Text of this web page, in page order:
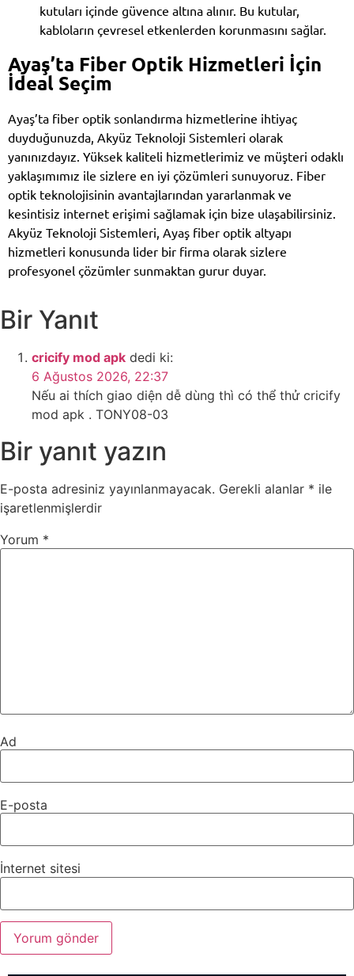
kutuları içinde güvence altına alınır. Bu kutular,
kabloların çevresel etkenlerden korunmasını sağlar.
Ayaş’ta Fiber Optik Hizmetleri İçin
İdeal Seçim
Ayaş’ta fiber optik sonlandırma hizmetlerine ihtiyaç
duyduğunuzda, Akyüz Teknoloji Sistemleri olarak
yanınızdayız. Yüksek kaliteli hizmetlerimiz ve müşteri odaklı
yaklaşımımız ile sizlere en iyi çözümleri sunuyoruz. Fiber
optik teknolojisinin avantajlarından yararlanmak ve
kesintisiz internet erişimi sağlamak için bize ulaşabilirsiniz.
Akyüz Teknoloji Sistemleri, Ayaş fiber optik altyapı
hizmetleri konusunda lider bir firma olarak sizlere
profesyonel çözümler sunmaktan gurur duyar.
Bir Yanıt
cricify mod apk dedi ki:
6 Ağustos 2026, 22:37
Nếu ai thích giao diện dễ dùng thì có thể thử cricify
mod apk . TONY08-03
Bir yanıt yazın
E-posta adresiniz yayınlanmayacak. Gerekli alanlar * ile
işaretlenmişlerdir
Yorum *
Ad
E-posta
İnternet sitesi